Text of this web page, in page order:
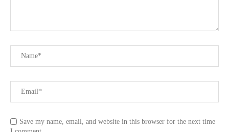
Save my name, email, and website in this browser for the next time